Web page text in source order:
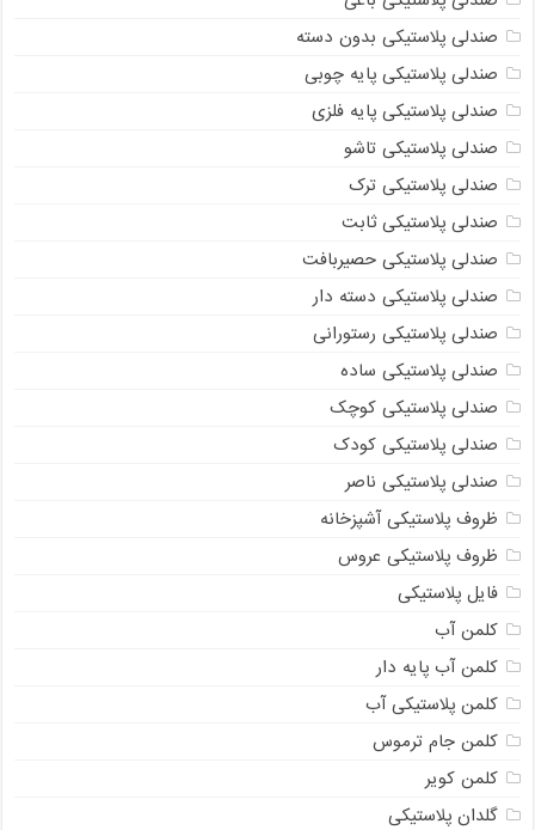
صندلی پلاستیکی بدون دسته
صندلی پلاستیکی پایه چوبی
صندلی پلاستیکی پایه فلزی
صندلی پلاستیکی تاشو
صندلی پلاستیکی ترک
صندلی پلاستیکی ثابت
صندلی پلاستیکی حصیربافت
صندلی پلاستیکی دسته دار
صندلی پلاستیکی رستورانی
صندلی پلاستیکی ساده
صندلی پلاستیکی کوچک
صندلی پلاستیکی کودک
صندلی پلاستیکی ناصر
ظروف پلاستیکی آشپزخانه
ظروف پلاستیکی عروس
فایل پلاستیکی
کلمن آب
کلمن آب پایه دار
کلمن پلاستیکی آب
کلمن جام ترموس
کلمن کویر
گلدان پلاستیکی